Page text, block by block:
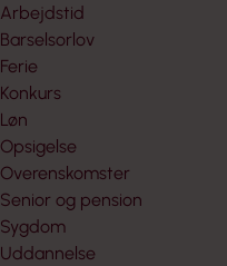
Arbejdstid
Barselsorlov
Ferie
Konkurs
Løn
Opsigelse
Overenskomster
Senior og pension
Sygdom
Uddannelse